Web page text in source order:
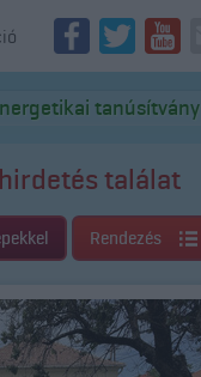
tanúsítvány
találat
Rendezés